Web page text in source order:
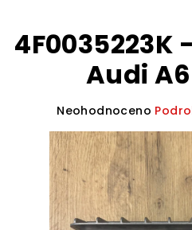
4F0035223K
Audi
Průměrné
produktu
je
0,0
z
5
hvězdiček.
Neohodnoceno